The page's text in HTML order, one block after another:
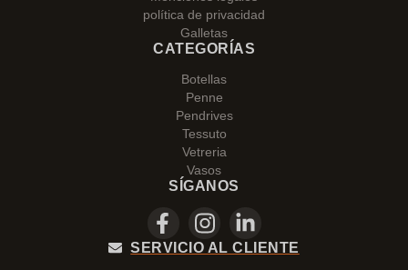
política de privacidad
Galletas
CATEGORÍAS
Botellas
Penne
Pendrives
Tessuto
Vetreria
Vasos
SÍGANOS
SERVICIO AL CLIENTE